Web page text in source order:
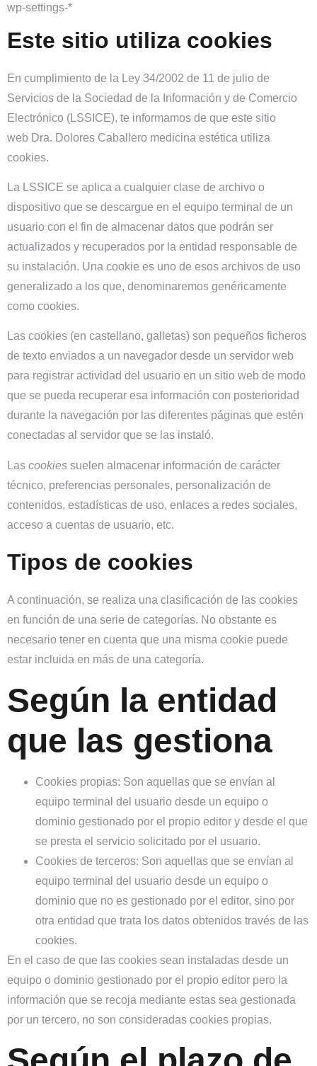
wp-settings-*
Este sitio utiliza cookies
En cumplimiento de la Ley 34/2002 de 11 de julio de
Servicios de la Sociedad de la Información y de Comercio
Electrónico (LSSICE), te informamos de que este sitio
web Dra. Dolores Caballero medicina estética utiliza
cookies.
La LSSICE se aplica a cualquier clase de archivo o
dispositivo que se descargue en el equipo terminal de un
usuario con el fin de almacenar datos que podrán ser
actualizados y recuperados por la entidad responsable de
su instalación. Una cookie es uno de esos archivos de uso
generalizado a los que, denominaremos genéricamente
como cookies.
Las cookies (en castellano, galletas) son pequeños ficheros
de texto enviados a un navegador desde un servidor web
para registrar actividad del usuario en un sitio web de modo
que se pueda recuperar esa información con posterioridad
durante la navegación por las diferentes páginas que estén
conectadas al servidor que se las instaló.
Las cookies suelen almacenar información de carácter
técnico, preferencias personales, personalización de
contenidos, estadísticas de uso, enlaces a redes sociales,
acceso a cuentas de usuario, etc.
Tipos de cookies
A continuación, se realiza una clasificación de las cookies
en función de una serie de categorías. No obstante es
necesario tener en cuenta que una misma cookie puede
estar incluida en más de una categoría.
Según la entidad
que las gestiona
Cookies propias: Son aquellas que se envían al
equipo terminal del usuario desde un equipo o
dominio gestionado por el propio editor y desde el que
se presta el servicio solicitado por el usuario.
Cookies de terceros: Son aquellas que se envían al
equipo terminal del usuario desde un equipo o
dominio que no es gestionado por el editor, sino por
otra entidad que trata los datos obtenidos través de las
cookies.
En el caso de que las cookies sean instaladas desde un
equipo o dominio gestionado por el propio editor pero la
información que se recoja mediante estas sea gestionada
por un tercero, no son consideradas cookies propias.